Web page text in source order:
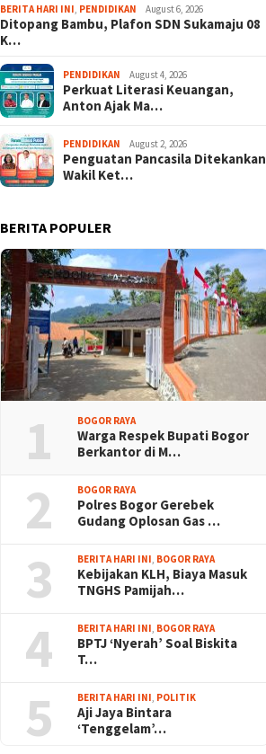
BERITA HARI INI PENDIDIKAN August 6, 2026
Ditopang Bambu, Plafon SDN Sukamaju 08
K…
PENDIDIKAN August 4, 2026
Perkuat Literasi Keuangan,
Anton Ajak Ma…
PENDIDIKAN August 2, 2026
Penguatan Pancasila Ditekankan
Wakil Ket…
BERITA POPULER
1 BOGOR RAYA
Warga Respek Bupati Bogor
Berkantor di M…
2 BOGOR RAYA
Polres Bogor Gerebek
Gudang Oplosan Gas …
3 BERITA HARI INI, BOGOR RAYA
Kebijakan KLH, Biaya Masuk
TNGHS Pamijah…
4 BERITA HARI INI, BOGOR RAYA
BPTJ ‘Nyerah’ Soal Biskita
T…
5 BERITA HARI INI, POLITIK
Aji Jaya Bintara
‘Tenggelam’…